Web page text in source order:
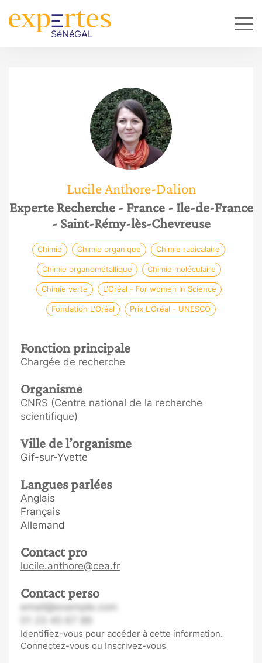
Lucile Anthore-Dalion
Experte Recherche - France - Ile-de-France
- Saint-Rémy-lès-Chevreuse
Chimie Chimie organique Chimie radicalaire
Chimie organométallique Chimie moléculaire
Chimie verte L'Oréal - For women In Science
Fondation L'Oréal Prix L'Oréal - UNESCO
Fonction principale
Chargée de recherche
Organisme
CNRS (Centre national de la recherche
scientifique)
Ville de l’organisme
Gif-sur-Yvette
Langues parlées
Anglais
Français
Allemand
Contact pro
lucile.anthore@cea.fr
Contact perso
email@example.com
Identifiez-vous pour accéder à cette information.
Connectez-vous ou Inscrivez-vous